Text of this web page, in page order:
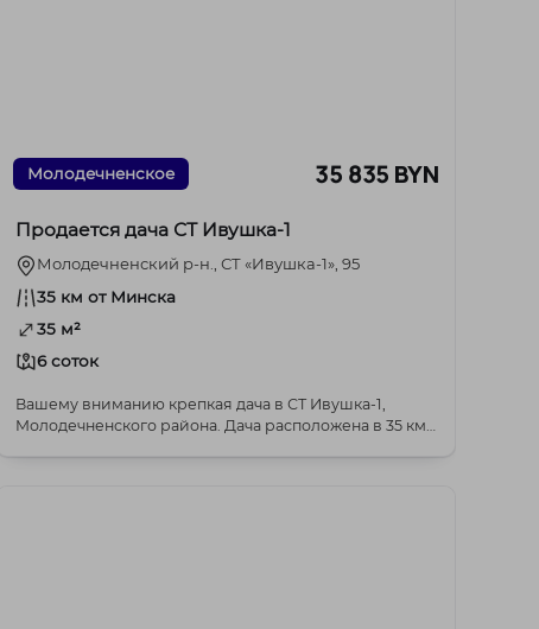
Молодечненское 35 835 BYN
Продается дача СТ Ивушка-1
Молодечненский р-н., СТ «Ивушка-1», 95
35 км от Минска
35 м²
6 соток
Вашему вниманию крепкая дача в СТ Ивушка-1,
Молодечненского района. Дача расположена в 35 км.